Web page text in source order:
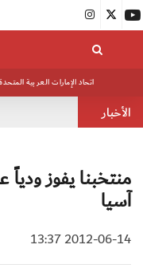
اتحاد الإمارات العربية
الأخبار
منتخبنا يفوز
آسيا
2012-06-14 13:37